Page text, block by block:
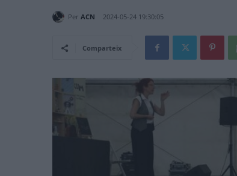
Per ACN 2024-05-24 19:30:05
Comparteix